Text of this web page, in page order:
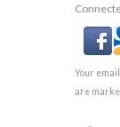
Your
are